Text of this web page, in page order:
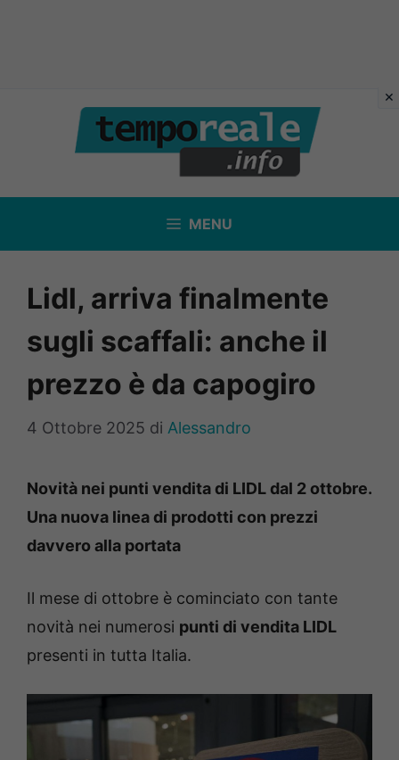
contenuto
MENU
Lidl, arriva finalmente
sugli scaffali: anche il
prezzo è da capogiro
4 Ottobre 2025 di Alessandro
Novità nei punti vendita di LIDL dal 2 ottobre.
Una nuova linea di prodotti con prezzi
davvero alla portata
Il mese di ottobre è cominciato con tante
novità nei numerosi punti di vendita LIDL
presenti in tutta Italia.